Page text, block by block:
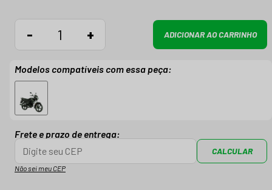
- + ADICIONAR AO CARRINHO
Modelos compatíveis com essa peça:
Frete e prazo de entrega:
CALCULAR
Não sei meu CEP